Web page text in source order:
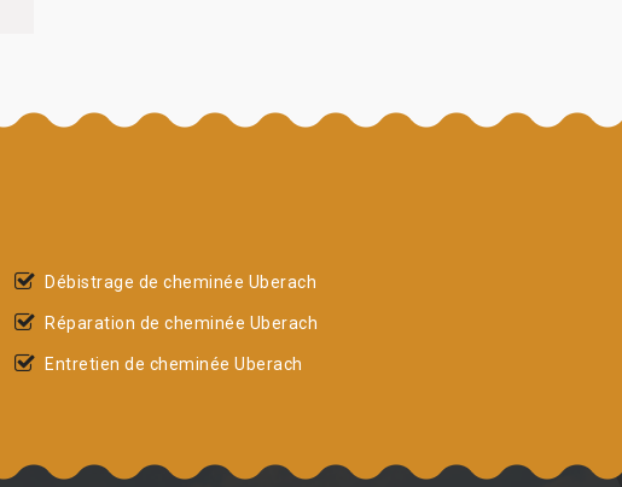
Débistrage de cheminée Uberach
Réparation de cheminée Uberach
Entretien de cheminée Uberach